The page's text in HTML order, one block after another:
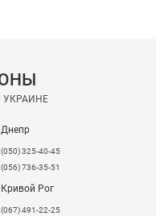
УКРАИНЕ
Днепр
(050) 325-40-45
(056) 736-35-51
Кривой Рог
(067) 491-22-25